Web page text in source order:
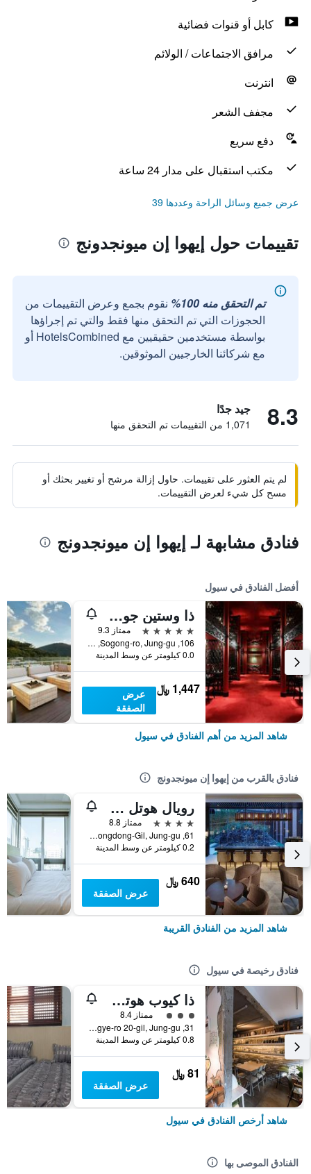
كابل أو قنوات فضائية
مرافق الاجتماعات / الولائم
انترنت
مجفف الشعر
دفع سريع
مكتب استقبال على مدار 24 ساعة
عرض جميع وسائل الراحة وعددها 39
تقييمات حول إيهوا إن ميونجدونج
تم التحقق منه 100%
نقوم بجمع وعرض التقييمات من
الحجوزات التي تم التحقق منها فقط والتي تم إجراؤها
بواسطة مستخدمين حقيقيين مع HotelsCombined أو
مع شركائنا الخارجيين الموثوقين.
8.3 جيد جدًا
1,071 من التقييمات تم التحقق منها
لم يتم العثور على تقييمات. حاول إزالة مرشح أو تغيير بحثك أو
مسح كل شيء لعرض التقييمات.
فنادق مشابهة لـ إيهوا إن ميونجدونج
أفضل الفنادق في سيول
ذا وستين جوسون سول
5 نجوم
ممتاز 9.3
106, Sogong-ro, Jung-gu, سيول, كوريا الجنوبية
0.0 كيلومتر عن وسط المدينة
1,447 ﷼
عرض
الصفقة
شاهد المزيد من أهم الفنادق في سيول
فنادق بالقرب من إيهوا إن ميونجدونج
رويال هوتل سيول ميونغدونج
4 نجوم
ممتاز 8.8
61, Myeongdong-Gil, Jung-gu, سيول, كوريا الجنوبية
0.2 كيلومتر عن وسط المدينة
640 ﷼
عرض الصفقة
شاهد المزيد من الفنادق القريبة
فنادق رخيصة في سيول
ذا كيوب هوتل - دار ضيافة
تقييم فئة 3ممتاز 8.4
31, Toegye-ro 20-gil, Jung-gu, سيول, كوريا الجنوبية
0.8 كيلومتر عن وسط المدينة
81 ﷼
عرض الصفقة
شاهد أرخص الفنادق في سيول
الفنادق الموصى بها